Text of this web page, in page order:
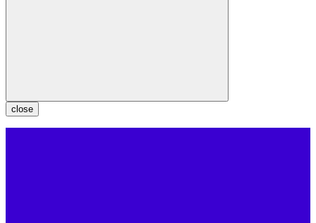
close